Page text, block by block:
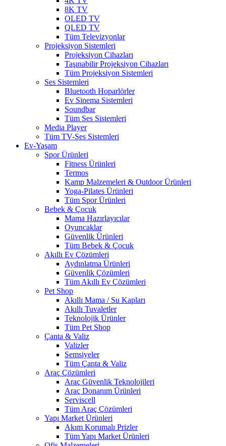
8K TV
OLED TV
QLED TV
Tüm Televizyonlar
Projeksiyon Sistemleri
Projeksiyon Cihazları
Taşınabilir Projeksiyon Cihazları
Tüm Projeksiyon Sistemleri
Ses Sistemleri
Bluetooth Hoparlörler
Ev Sinema Sistemleri
Soundbar
Tüm Ses Sistemleri
Media Player
Tüm TV-Ses Sistemleri
Ev-Yaşam
Spor Ürünleri
Fitness Ürünleri
Termos
Kamp Malzemeleri & Outdoor Ürünleri
Yoga-Pilates Ürünleri
Tüm Spor Ürünleri
Bebek & Çocuk
Mama Hazırlayıcılar
Oyuncaklar
Güvenlik Ürünleri
Tüm Bebek & Çocuk
Akıllı Ev Çözümleri
Aydınlatma Ürünleri
Güvenlik Çözümleri
Tüm Akıllı Ev Çözümleri
Pet Shop
Akıllı Mama / Su Kapları
Akıllı Tuvaletler
Teknolojik Ürünler
Tüm Pet Shop
Çanta & Valiz
Valizler
Şemsiyeler
Tüm Çanta & Valiz
Araç Çözümleri
Araç Güvenlik Teknolojileri
Araç Donanım Ürünleri
Serviscell
Tüm Araç Çözümleri
Yapı Market Ürünleri
Akım Korumalı Prizler
Tüm Yapı Market Ürünleri